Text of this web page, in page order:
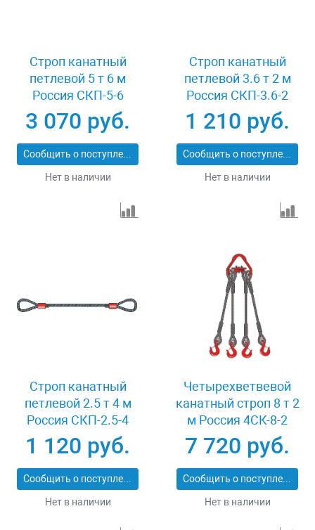
Строп канатный
петлевой 5 т 6 м
Россия СКП-5-6
3 070 руб.
Сообщить о поступлении
Нет в наличии
Строп канатный
петлевой 3.6 т 2 м
Россия СКП-3.6-2
1 210 руб.
Сообщить о поступлении
Нет в наличии
Строп канатный
петлевой 2.5 т 4 м
Россия СКП-2.5-4
1 120 руб.
Сообщить о поступлении
Нет в наличии
Четырехветвевой
канатный строп 8 т 2
м Россия 4СК-8-2
7 720 руб.
Сообщить о поступлении
Нет в наличии